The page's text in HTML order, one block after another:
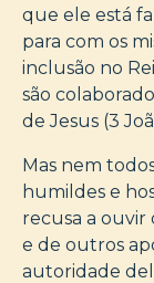
que ele está
para com os
inclusão no
são
de Jesus (3
Mas nem
humildes e
recusa a ouvir
e de outros
autoridade